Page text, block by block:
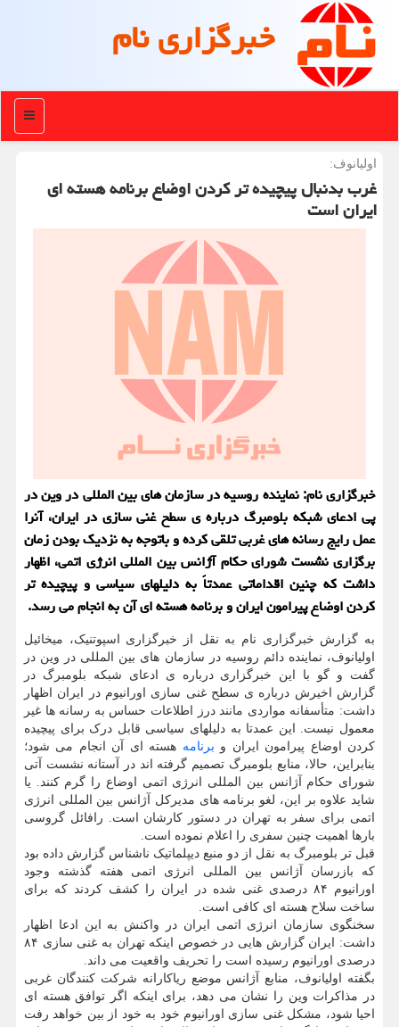
خبرگزاری نام
منو
اولیانوف:
غرب بدنبال پیچیده تر کردن اوضاع برنامه هسته ای
ایران است
خبرگزاری نام: نماینده روسیه در سازمان های بین المللی در وین در
پی ادعای شبکه بلومبرگ درباره ی سطح غنی سازی در ایران، آنرا
عمل رایج رسانه های غربی تلقی کرده و باتوجه به نزدیک بودن زمان
برگزاری نشست شورای حکام آژانس بین المللی انرژی اتمی، اظهار
داشت که چنین اقداماتی عمدتاً به دلیلهای سیاسی و پیچیده تر
کردن اوضاع پیرامون ایران و برنامه هسته ای آن به انجام می رسد.
به گزارش خبرگزاری نام به نقل از خبرگزاری اسپوتنیک، میخائیل
اولیانوف، نماینده دائم روسیه در سازمان های بین المللی در وین در
گفت و گو با این خبرگزاری درباره ی ادعای شبکه بلومبرگ در
گزارش اخیرش درباره ی سطح غنی سازی اورانیوم در ایران اظهار
داشت: متأسفانه مواردی مانند درز اطلاعات حساس به رسانه ها غیر
معمول نیست. این عمدتا به دلیلهای سیاسی قابل درک برای پیچیده
کردن اوضاع پیرامون ایران و برنامه هسته ای آن انجام می شود؛
بنابراین، حالا، منابع بلومبرگ تصمیم گرفته اند در آستانه نشست آتی
شورای حکام آژانس بین المللی انرژی اتمی اوضاع را گرم کنند. یا
شاید علاوه بر این، لغو برنامه های مدیرکل آژانس بین المللی انرژی
اتمی برای سفر به تهران در دستور کارشان است. رافائل گروسی
بارها اهمیت چنین سفری را اعلام نموده است.
قبل تر بلومبرگ به نقل از دو منبع دیپلماتیک ناشناس گزارش داده بود
که بازرسان آژانس بین المللی انرژی اتمی هفته گذشته وجود
اورانیوم ۸۴ درصدی غنی شده در ایران را کشف کردند که برای
ساخت سلاح هسته ای کافی است.
سخنگوی سازمان انرژی اتمی ایران در واکنش به این ادعا اظهار
داشت: ایران گزارش هایی در خصوص اینکه تهران به غنی سازی ۸۴
درصدی اورانیوم رسیده است را تحریف واقعیت می داند.
بگفته اولیانوف، منابع آژانس موضع ریاکارانه شرکت کنندگان غربی
در مذاکرات وین را نشان می دهد، برای اینکه اگر توافق هسته ای
احیا شود، مشکل غنی سازی اورانیوم خود به خود از بین خواهد رفت